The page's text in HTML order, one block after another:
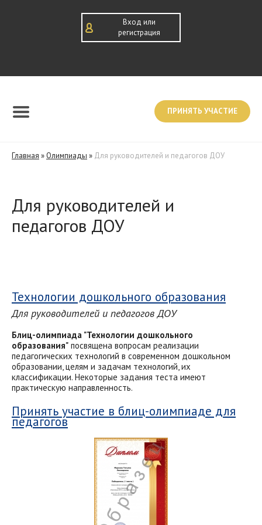
Вход или
регистрация
ПРИНЯТЬ УЧАСТИЕ
Главная » Олимпиады » Для руководителей и педагогов ДОУ
Для руководителей и
педагогов ДОУ
Технологии дошкольного образования
Для руководителей и педагогов ДОУ
Блиц-олимпиада "Технологии дошкольного
образования" посвящена вопросам реализации
педагогических технологий в современном дошкольном
образовании, целям и задачам технологий, их
классификации. Некоторые задания теста имеют
практическую направленность.
Принять участие в блиц-олимпиаде для
педагогов